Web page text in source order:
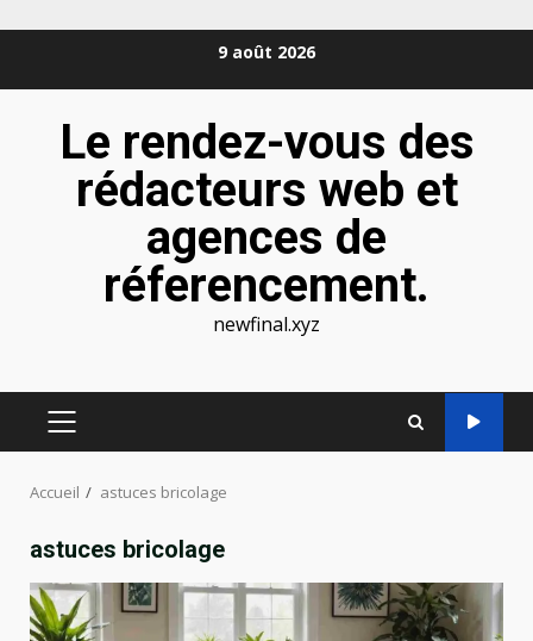
9 août 2026
Le rendez-vous des
rédacteurs web et
agences de
réferencement.
newfinal.xyz
MENU
Accueil astuces bricolage
astuces bricolage